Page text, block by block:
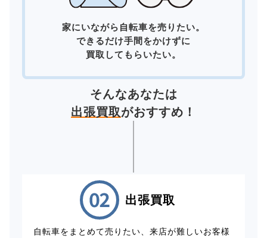
家にいながら自転車を売りたい。
できるだけ手間をかけずに
買取してもらいたい。
そんなあなたは
出張買取がおすすめ！
出張買取
自転車をまとめて売りたい、来店が難しいお客様